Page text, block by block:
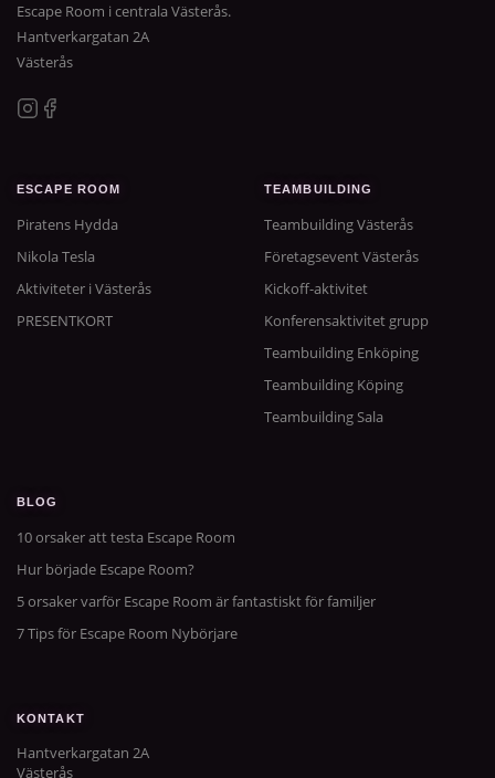
Escape Room i centrala Västerås.
Hantverkargatan 2A
Västerås
ESCAPE ROOM
Piratens Hydda
Nikola Tesla
Aktiviteter i Västerås
PRESENTKORT
TEAMBUILDING
Teambuilding Västerås
Företagsevent Västerås
Kickoff-aktivitet
Konferensaktivitet grupp
Teambuilding Enköping
Teambuilding Köping
Teambuilding Sala
BLOG
10 orsaker att testa Escape Room
Hur började Escape Room?
5 orsaker varför Escape Room är fantastiskt för familjer
7 Tips för Escape Room Nybörjare
KONTAKT
Hantverkargatan 2A
Västerås